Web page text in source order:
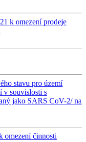
k omezení prodeje
stavu pro území
v souvislosti s
jako SARS CoV-2/ na
omezení činnosti